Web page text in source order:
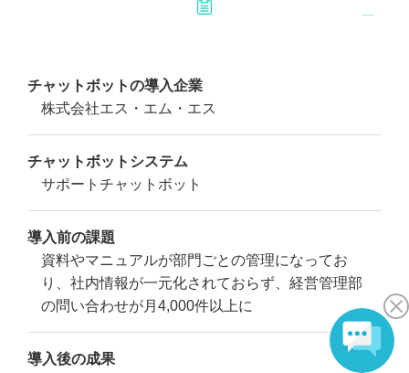
チャットボットの導入企業
株式会社エス・エム・エス
チャットボットシステム
サポートチャットボット
導入前の課題
資料やマニュアルが部門ごとの管理になってお
り、社内情報が一元化されておらず、経営管理部
の問い合わせが月4,000件以上に
導入後の成果